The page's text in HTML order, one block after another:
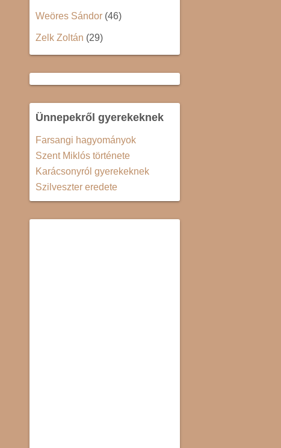
Weöres Sándor (46)
Zelk Zoltán (29)
Ünnepekről gyerekeknek
Farsangi hagyományok
Szent Miklós története
Karácsonyról gyerekeknek
Szilveszter eredete